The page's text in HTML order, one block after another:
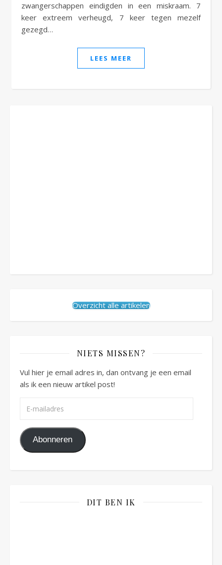
zwangerschappen eindigden in een miskraam. 7
keer extreem verheugd, 7 keer tegen mezelf
gezegd…
LEES MEER
Overzicht alle artikelen
NIETS MISSEN?
Vul hier je email adres in, dan ontvang je een email
als ik een nieuw artikel post!
Abonneren
DIT BEN IK